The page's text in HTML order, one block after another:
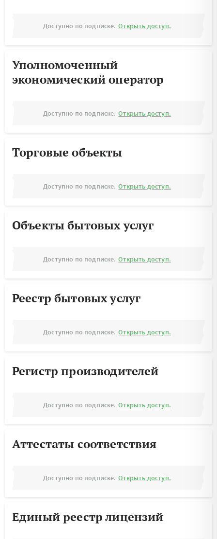
Доступно по подписке. Открыть доступ.
Уполномоченный
экономический оператор
Доступно по подписке. Открыть доступ.
Торговые объекты
Доступно по подписке. Открыть доступ.
Объекты бытовых услуг
Доступно по подписке. Открыть доступ.
Реестр бытовых услуг
Доступно по подписке. Открыть доступ.
Регистр производителей
Доступно по подписке. Открыть доступ.
Аттестаты соответствия
Доступно по подписке. Открыть доступ.
Единый реестр лицензий